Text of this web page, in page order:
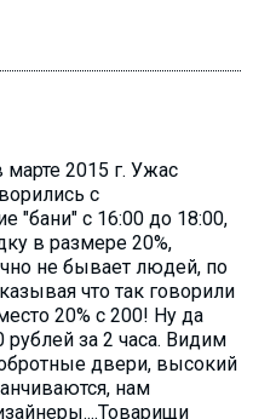
2015 г. Ужас
с
"бани" с 16:00 до 18:00,
в размере 20%,
не бывает людей, по
что так говорили
20% с 200! Ну да
за 2 часа. Видим
двери, высокий
нам